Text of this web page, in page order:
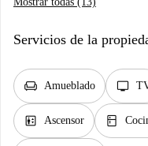
Servicios de la
chair Amueblado tv
elevator Ascensor kitchen